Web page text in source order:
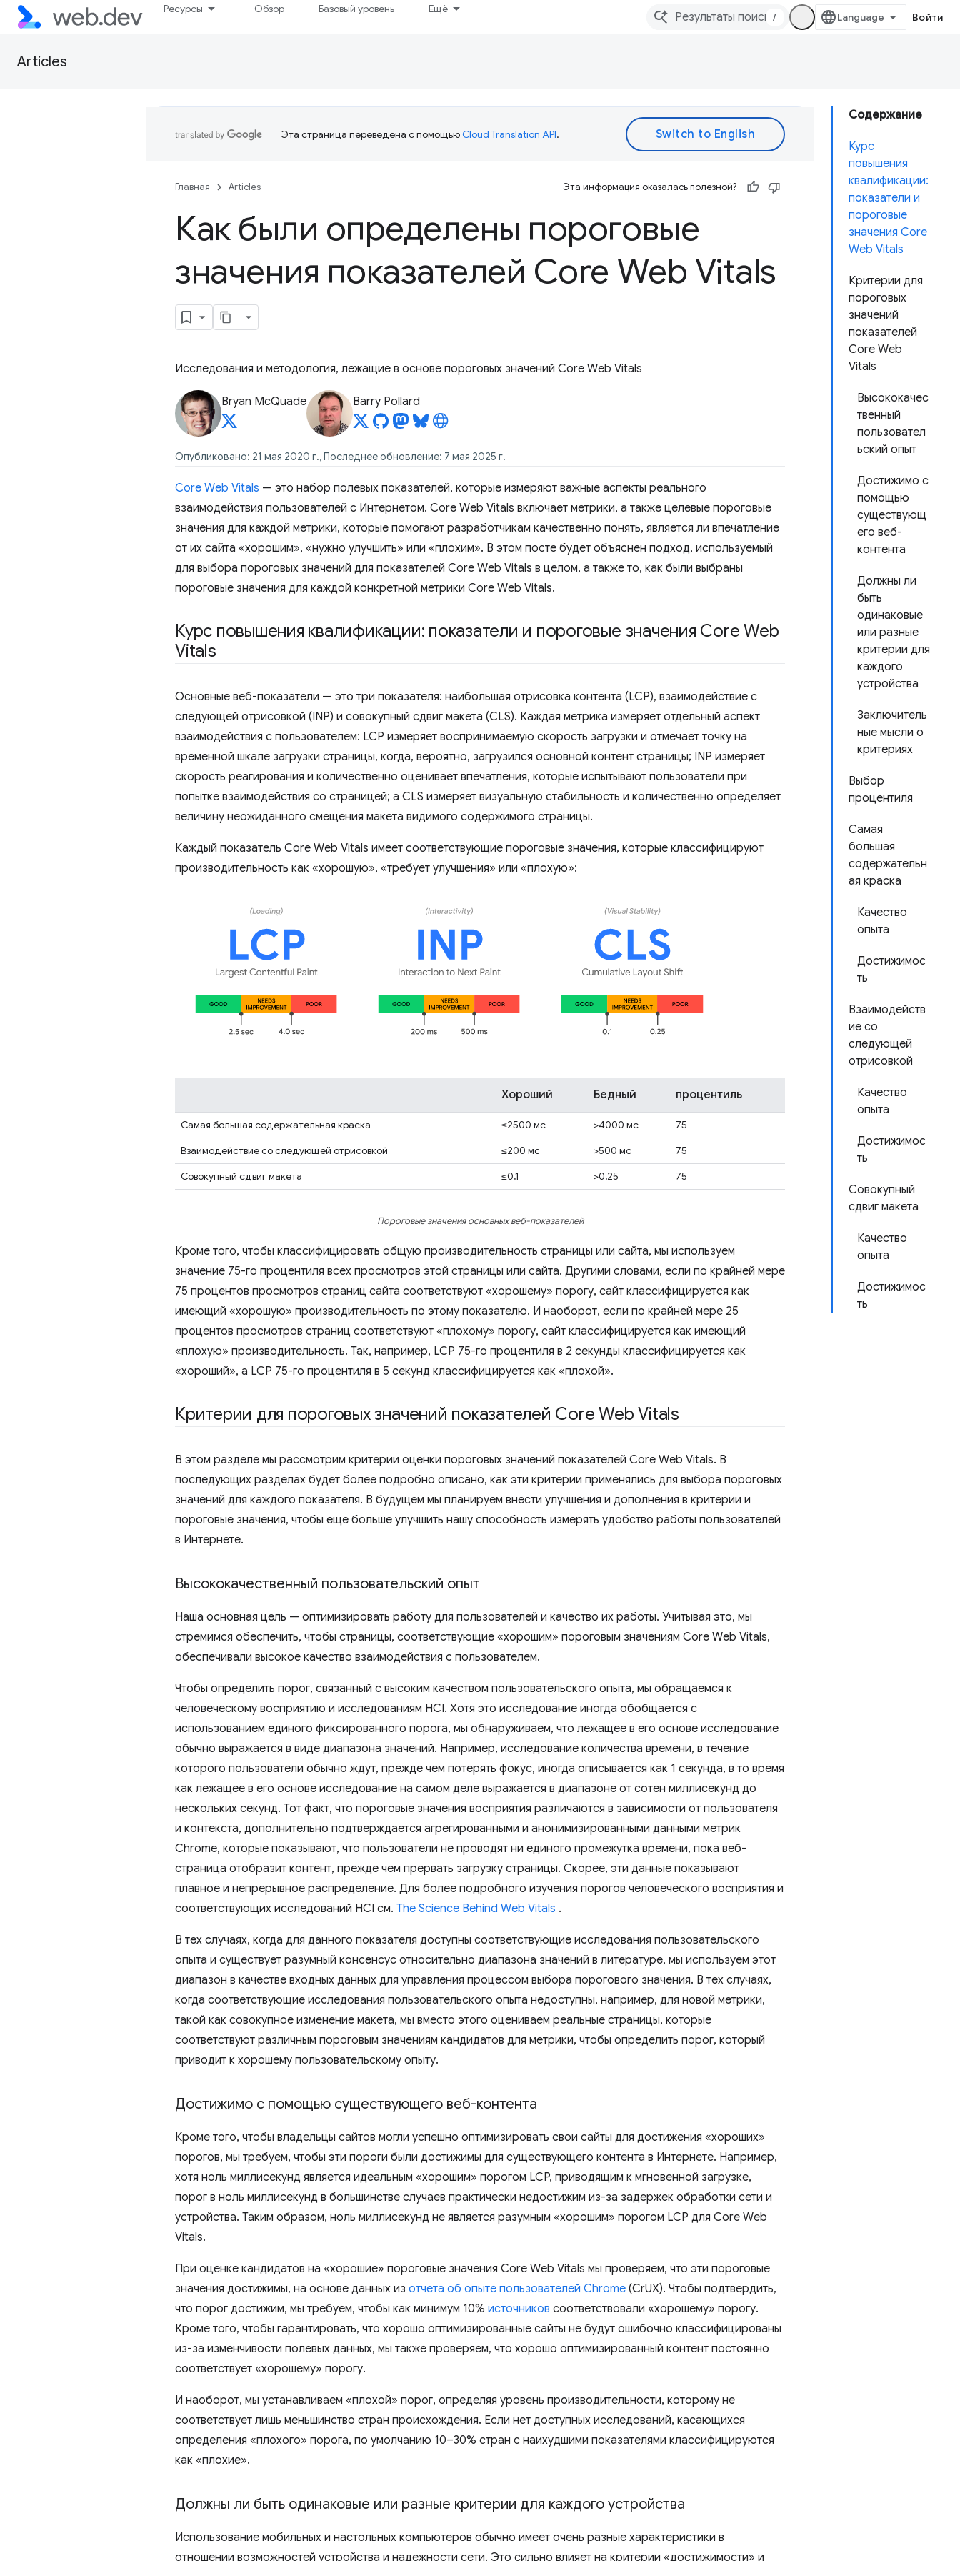
Ресурсы Обзор Базовый уровень Ещё
/ Войти
Articles
Содержание
Курс
повышения
квалификации:
показатели и
пороговые
значения Core
Web Vitals
Критерии для
пороговых
значений
показателей
Core Web
Vitals
Высококачес
твенный
пользовател
ьский опыт
Достижимо с
помощью
существующ
его веб-
контента
Должны ли
быть
одинаковые
или разные
критерии для
каждого
устройства
Заключитель
ные мысли о
критериях
Выбор
процентиля
Самая
большая
содержательн
ая краска
Качество
опыта
Достижимос
ть
Взаимодейств
ие со
следующей
отрисовкой
Качество
опыта
Достижимос
ть
Совокупный
сдвиг макета
Качество
опыта
Достижимос
ть
Эта страница переведена с помощьюCloud Translation API.
Главная Articles Эта информация оказалась полезной?
Как были определены пороговые
значения показателей Core Web Vitals
Исследования и методология, лежащие в основе пороговых значений Core Web Vitals
Bryan McQuade Barry Pollard
Опубликовано: 21 мая 2020 г., Последнее обновление: 7 мая 2025 г.
Core Web Vitals — это набор полевых показателей, которые измеряют важные аспекты реального
взаимодействия пользователей с Интернетом. Core Web Vitals включает метрики, а также целевые пороговые
значения для каждой метрики, которые помогают разработчикам качественно понять, является ли впечатление
от их сайта «хорошим», «нужно улучшить» или «плохим». В этом посте будет объяснен подход, используемый
для выбора пороговых значений для показателей Core Web Vitals в целом, а также то, как были выбраны
пороговые значения для каждой конкретной метрики Core Web Vitals.
Курс повышения квалификации: показатели и пороговые значения Core Web
Vitals
Основные веб-показатели — это три показателя: наибольшая отрисовка контента (LCP), взаимодействие с
следующей отрисовкой (INP) и совокупный сдвиг макета (CLS). Каждая метрика измеряет отдельный аспект
взаимодействия с пользователем: LCP измеряет воспринимаемую скорость загрузки и отмечает точку на
временной шкале загрузки страницы, когда, вероятно, загрузился основной контент страницы; INP измеряет
скорость реагирования и количественно оценивает впечатления, которые испытывают пользователи при
попытке взаимодействия со страницей; а CLS измеряет визуальную стабильность и количественно определяет
величину неожиданного смещения макета видимого содержимого страницы.
Каждый показатель Core Web Vitals имеет соответствующие пороговые значения, которые классифицируют
производительность как «хорошую», «требует улучшения» или «плохую»:
Хороший Бедный процентиль
Самая большая содержательная краска ≤2500 мс >4000 мс
75
Взаимодействие со следующей отрисовкой
≤200 мс >500 мс
75
Совокупный сдвиг макета
≤0,1 >0,25 75
Пороговые значения основных веб-показателей
Кроме того, чтобы классифицировать общую производительность страницы или сайта, мы используем
значение 75-го процентиля всех просмотров этой страницы или сайта. Другими словами, если по крайней мере
75 процентов просмотров страниц сайта соответствуют «хорошему» порогу, сайт классифицируется как
имеющий «хорошую» производительность по этому показателю. И наоборот, если по крайней мере 25
процентов просмотров страниц соответствуют «плохому» порогу, сайт классифицируется как имеющий
«плохую» производительность. Так, например, LCP 75-го процентиля в 2 секунды классифицируется как
«хороший», а LCP 75-го процентиля в 5 секунд классифицируется как «плохой».
Критерии для пороговых значений показателей Core Web Vitals
В этом разделе мы рассмотрим критерии оценки пороговых значений показателей Core Web Vitals. В
последующих разделах будет более подробно описано, как эти критерии применялись для выбора пороговых
значений для каждого показателя. В будущем мы планируем внести улучшения и дополнения в критерии и
пороговые значения, чтобы еще больше улучшить нашу способность измерять удобство работы пользователей
в Интернете.
Высококачественный пользовательский опыт
Наша основная цель — оптимизировать работу для пользователей и качество их работы. Учитывая это, мы
стремимся обеспечить, чтобы страницы, соответствующие «хорошим» пороговым значениям Core Web Vitals,
обеспечивали высокое качество взаимодействия с пользователем.
Чтобы определить порог, связанный с высоким качеством пользовательского опыта, мы обращаемся к
человеческому восприятию и исследованиям HCI. Хотя это исследование иногда обобщается с
использованием единого фиксированного порога, мы обнаруживаем, что лежащее в его основе исследование
обычно выражается в виде диапазона значений. Например, исследование количества времени, в течение
которого пользователи обычно ждут, прежде чем потерять фокус, иногда описывается как 1 секунда, в то время
как лежащее в его основе исследование на самом деле выражается в диапазоне от сотен миллисекунд до
нескольких секунд. Тот факт, что пороговые значения восприятия различаются в зависимости от пользователя
и контекста, дополнительно подтверждается агрегированными и анонимизированными данными метрик
Chrome, которые показывают, что пользователи не проводят ни единого промежутка времени, пока веб-
страница отобразит контент, прежде чем прервать загрузку страницы. Скорее, эти данные показывают
плавное и непрерывное распределение. Для более подробного изучения порогов человеческого восприятия и
соответствующих исследований HCI см. The Science Behind Web Vitals .
В тех случаях, когда для данного показателя доступны соответствующие исследования пользовательского
опыта и существует разумный консенсус относительно диапазона значений в литературе, мы используем этот
диапазон в качестве входных данных для управления процессом выбора порогового значения. В тех случаях,
когда соответствующие исследования пользовательского опыта недоступны, например, для новой метрики,
такой как совокупное изменение макета, мы вместо этого оцениваем реальные страницы, которые
соответствуют различным пороговым значениям кандидатов для метрики, чтобы определить порог, который
приводит к хорошему пользовательскому опыту.
Достижимо с помощью существующего веб-контента
Кроме того, чтобы владельцы сайтов могли успешно оптимизировать свои сайты для достижения «хороших»
порогов, мы требуем, чтобы эти пороги были достижимы для существующего контента в Интернете. Например,
хотя ноль миллисекунд является идеальным «хорошим» порогом LCP, приводящим к мгновенной загрузке,
порог в ноль миллисекунд в большинстве случаев практически недостижим из-за задержек обработки сети и
устройства. Таким образом, ноль миллисекунд не является разумным «хорошим» порогом LCP для Core Web
Vitals.
При оценке кандидатов на «хорошие» пороговые значения Core Web Vitals мы проверяем, что эти пороговые
значения достижимы, на основе данных из отчета об опыте пользователей Chrome (CrUX). Чтобы подтвердить,
что порог достижим, мы требуем, чтобы как минимум 10% источников соответствовали «хорошему» порогу.
Кроме того, чтобы гарантировать, что хорошо оптимизированные сайты не будут ошибочно классифицированы
из-за изменчивости полевых данных, мы также проверяем, что хорошо оптимизированный контент постоянно
соответствует «хорошему» порогу.
И наоборот, мы устанавливаем «плохой» порог, определяя уровень производительности, которому не
соответствует лишь меньшинство стран происхождения. Если нет доступных исследований, касающихся
определения «плохого» порога, по умолчанию 10–30% стран с наихудшими показателями классифицируются
как «плохие».
Должны ли быть одинаковые или разные критерии для каждого устройства
Использование мобильных и настольных компьютеров обычно имеет очень разные характеристики в
отношении возможностей устройства и надежности сети. Это сильно влияет на критерии «достижимости» и